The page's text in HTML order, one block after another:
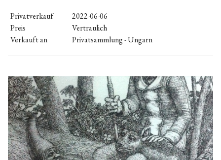
Privatverkauf
2022-06-06
Preis
Vertraulich
Verkauft an
Privatsammlung - Ungarn